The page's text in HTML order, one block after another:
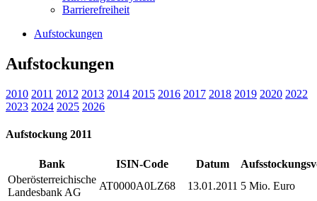
Barrierefreiheit
Aufstockungen
Aufstockungen
2010 2011 2012 2013 2014 2015 2016 2017 2018 2019 2020 2022
2023 2024 2025 2026
Aufstockung 2011
Bank ISIN-Code Datum
Oberösterreichische
Landesbank AG
AT0000A0LZ68 13.01.2011 5 Mio. Euro